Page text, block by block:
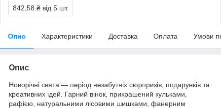
842,58 ₴ від 5 шт.
Опис Характеристики Доставка Оплата Умови
Опис
Новорічні свята — період незабутніх сюрпризів, подарунків та
креативних ідей. Гарний вінок, прикрашений кульками,
рафією, натуральними лісовими шишками, фанерним